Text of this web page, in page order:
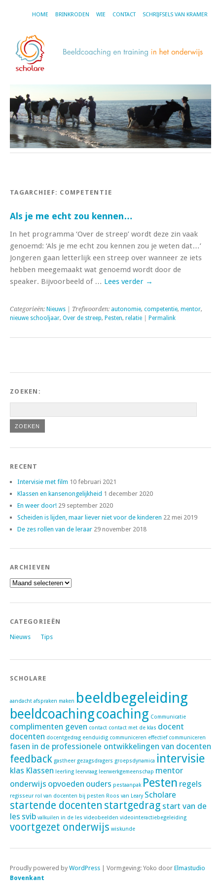
HOME BRINKRODEN WIE CONTACT SCHRIJFSELS VAN KRAMER
TAGARCHIEF: COMPETENTIE
Als je me echt zou kennen…
In het programma ‘Over de streep’ wordt deze zin vaak
genoemd: ‘Als je me echt zou kennen zou je weten dat…’
Jongeren gaan letterlijk een streep over wanneer ze iets
hebben meegemaakt wat genoemd wordt door de
speaker. Bijvoorbeeld of … Lees verder →
Categorieën: Nieuws | Trefwoorden: autonomie, competentie, mentor,
nieuwe schooljaar, Over de streep, Pesten, relatie Permalink
ZOEKEN:
RECENT
Intervisie met film 10 februari 2021
Klassen en kansenongelijkheid 1 december 2020
En weer door! 29 september 2020
Scheiden is lijden, maar liever niet voor de kinderen 22 mei 2019
De zes rollen van de leraar 29 november 2018
ARCHIEVEN
Archieven
CATEGORIEËN
Nieuws Tips
SCHOLARE
aandacht afspraken maken beeldbegeleiding
beeldcoachingcoaching Communicatie
complimenten geven contact contact met de klas docent
docenten docentgedrag eenduidig communiceren effectief communiceren
fasen in de professionele ontwikkelingen van docenten
feedback gastheer gezagsdragers groepsdynamica intervisie
klas Klassen leerling leervraag leerwerkgemeenschap mentor
onderwijs opvoeden ouders pestaanpak Pesten regels
regisseur rol van docenten bij pesten Roos van Leary Scholare
startende docenten startgedrag start van de
les svib valkuilen in de les videobeelden videointeractiebegeleiding
voortgezet onderwijs wiskunde
Proudly powered by WordPress Vormgeving: Yoko door Elmastudio
Bovenkant